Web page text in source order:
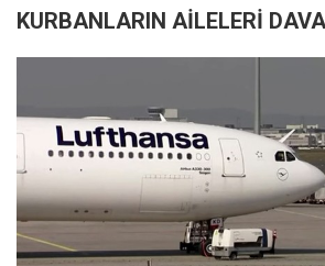
KURBANLARIN AİLELERİ